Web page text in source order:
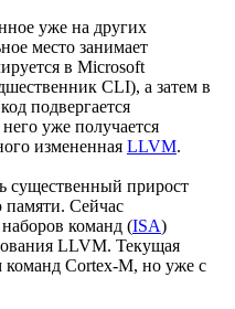
уже на других
место занимает
в Microsoft
CLI), а затем в
подвергается
уже получается
измененная LLVM.
существенный прирост
памяти. Сейчас
команд (ISA)
LLVM. Текущая
команд Cortex-M, но уже с